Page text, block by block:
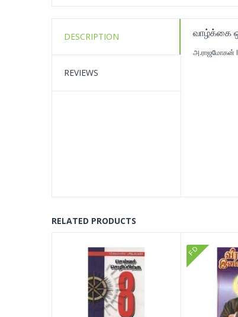
DESCRIPTION
REVIEWS
வாழ்க்கை
அ.ராஜமோகன்
RELATED PRODUCTS
FD